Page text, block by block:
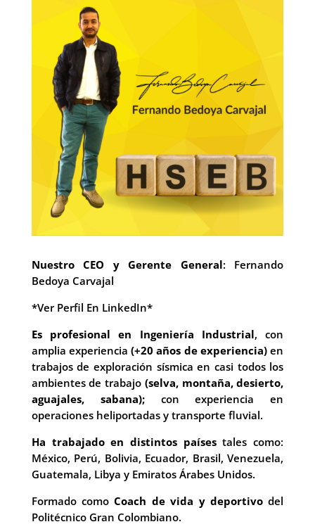
Nuestro CEO y Gerente General: Fernando
Bedoya Carvajal
*Ver Perfil En LinkedIn*
Es profesional en Ingeniería Industrial, con
amplia experiencia(+20 años de experiencia)en
trabajos de exploración sísmica en casi todos los
ambientes de trabajo (selva, montaña, desierto,
aguajales, sabana);con experiencia en
operaciones heliportadas y transporte fluvial.
Ha trabajado en distintos paísestales como:
México, Perú, Bolivia, Ecuador, Brasil, Venezuela,
Guatemala, Libya y Emiratos Árabes Unidos.
Formado comoCoach de vida y deportivodel
Politécnico Gran Colombiano.